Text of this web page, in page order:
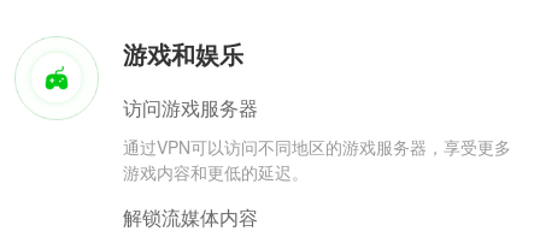
游戏和娱乐
访问游戏服务器
通过VPN可以访问不同地区的游戏服务器，享受更多
游戏内容和更低的延迟。
解锁流媒体内容